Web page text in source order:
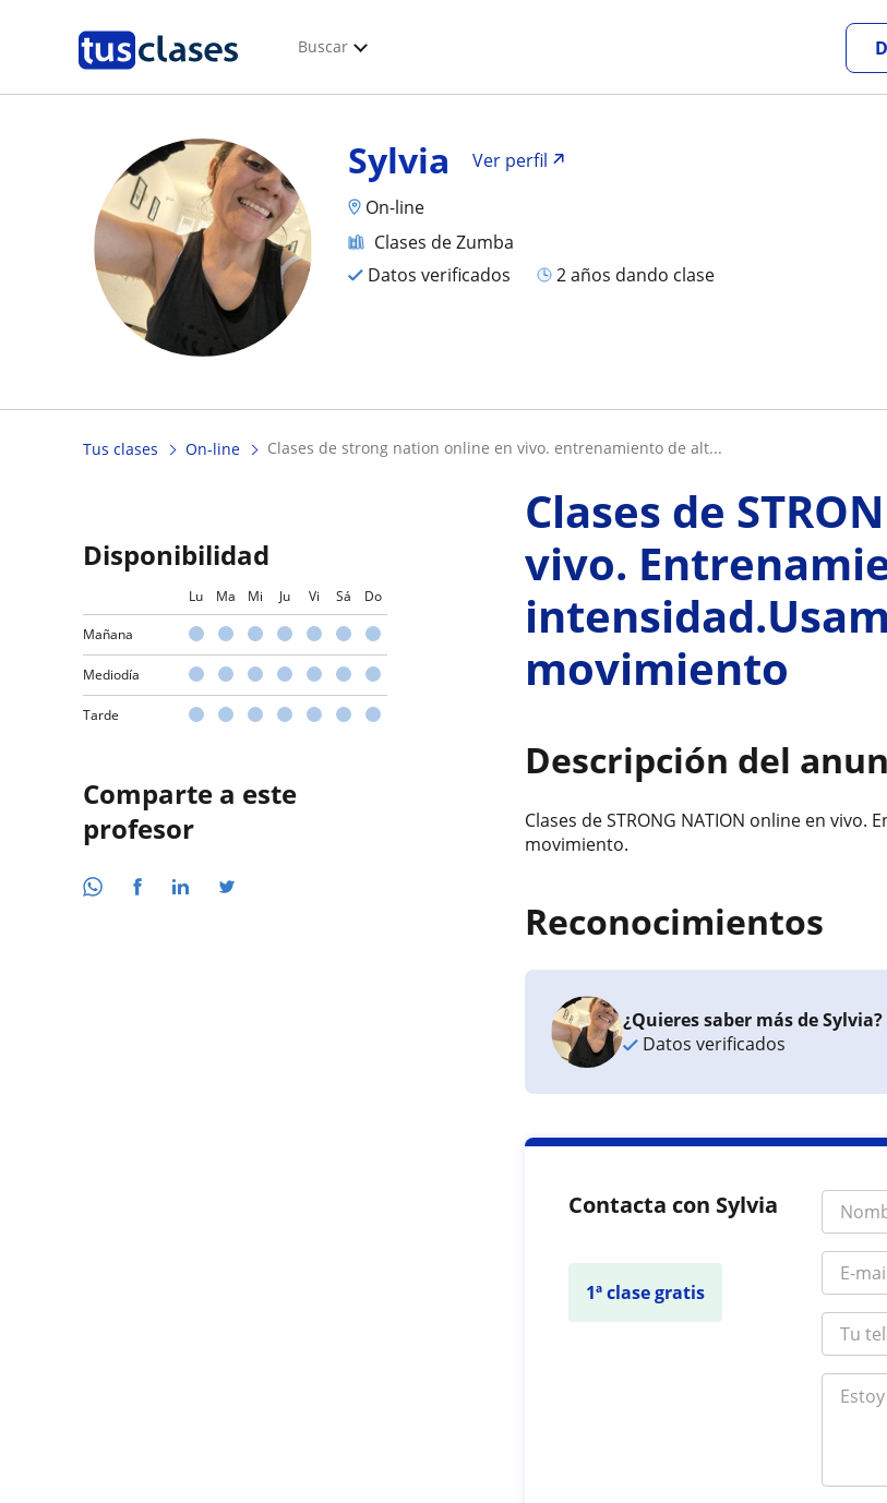
Buscar
Sylvia
Ver perfil
On-line
Clases de Zumba
Datos verificados
2 años dando clase
Tus clases On-line clases de strong nation online en vivo. entrenamiento de alt...
Disponibilidad
Lu Ma Mi Ju Vi Sá Do
Mañana
Mediodía
Tarde
Comparte a este
profesor
Clases de
vivo.
movimiento
Descripción del
Clases de STRONG NATION online en
movimiento.
Reconocimientos
¿Quieres saber más de Sylvia?
Datos verificados
Contacta con Sylvia
1ª clase gratis